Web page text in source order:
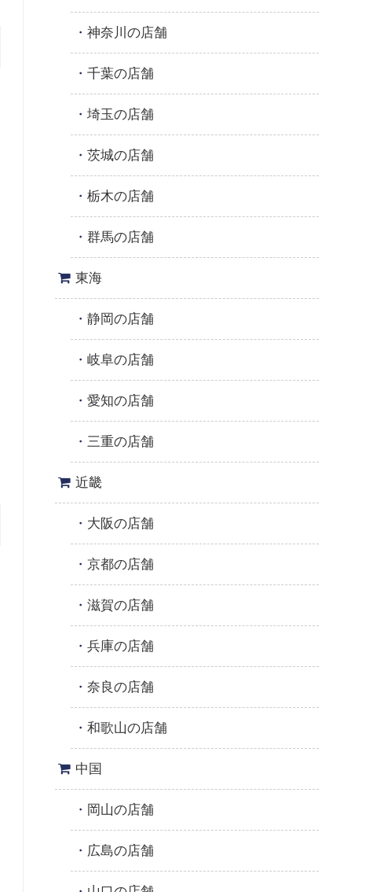
神奈川の店舗
千葉の店舗
埼玉の店舗
茨城の店舗
栃木の店舗
群馬の店舗
東海
静岡の店舗
岐阜の店舗
愛知の店舗
三重の店舗
近畿
大阪の店舗
京都の店舗
滋賀の店舗
兵庫の店舗
奈良の店舗
和歌山の店舗
中国
岡山の店舗
広島の店舗